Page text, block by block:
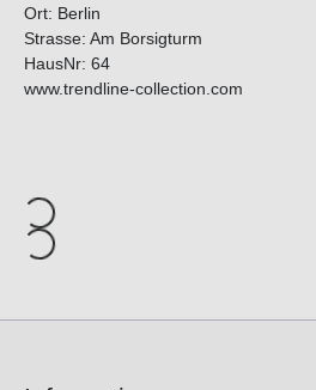
Ort: Berlin
Strasse: Am Borsigturm
HausNr: 64
www.trendline-collection.com